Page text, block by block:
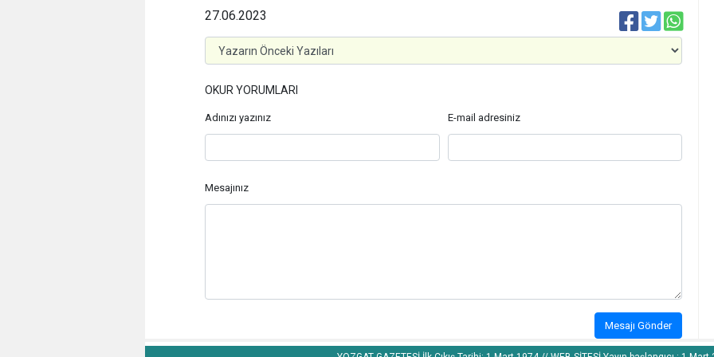
27.06.2023
OKUR YORUMLARI
Adınızı yazınız E-mail adresiniz
Mesajınız
Mesajı Gönder